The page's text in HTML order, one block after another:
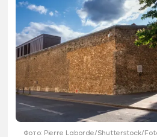
Фото: Pierre Laborde/Shutterstock/